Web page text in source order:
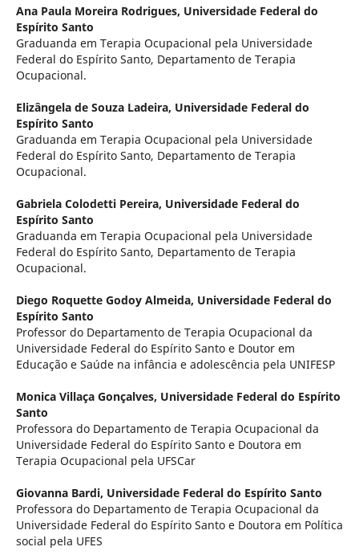
Ana Paula Moreira Rodrigues, Universidade Federal do
Espírito Santo
Graduanda em Terapia Ocupacional pela Universidade
Federal do Espírito Santo, Departamento de Terapia
Ocupacional.
Elizângela de Souza Ladeira, Universidade Federal do
Espírito Santo
Graduanda em Terapia Ocupacional pela Universidade
Federal do Espírito Santo, Departamento de Terapia
Ocupacional.
Gabriela Colodetti Pereira, Universidade Federal do
Espírito Santo
Graduanda em Terapia Ocupacional pela Universidade
Federal do Espírito Santo, Departamento de Terapia
Ocupacional.
Diego Roquette Godoy Almeida, Universidade Federal do
Espírito Santo
Professor do Departamento de Terapia Ocupacional da
Universidade Federal do Espírito Santo e Doutor em
Educação e Saúde na infância e adolescência pela UNIFESP
Monica Villaça Gonçalves, Universidade Federal do Espírito
Santo
Professora do Departamento de Terapia Ocupacional da
Universidade Federal do Espírito Santo e Doutora em
Terapia Ocupacional pela UFSCar
Giovanna Bardi, Universidade Federal do Espírito Santo
Professora do Departamento de Terapia Ocupacional da
Universidade Federal do Espírito Santo e Doutora em Política
social pela UFES